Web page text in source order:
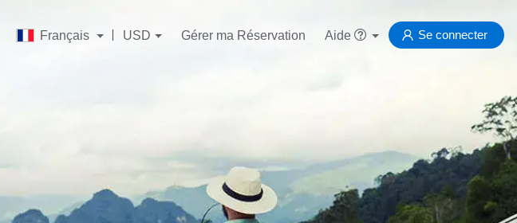
Français USD Gérer ma Réservation Aide Se connecter